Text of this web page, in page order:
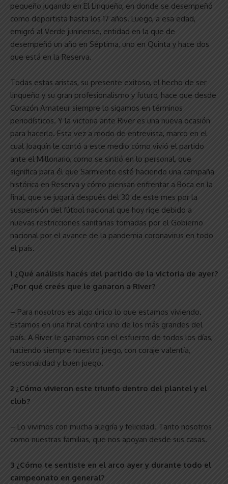
pequeño jugando en El Linqueño, en donde se desempeñó
como deportista hasta los 17 años. Luego, a esa edad,
emigró al Verde juninense, entidad en la que de
desempeñó un año en Séptima, uno en Quinta y hace dos
que está en la Reserva.
Todas estas aristas, su presente exitoso, el hecho de ser
linqueño y su gran profesionalismo y futuro, hace que desde
Corazón Amateur siempre lo sigamos en términos
periodísticos. Y la victoria ante River es una nueva ocasión
para hacerlo. Esta vez a modo de entrevista, marco en el
cual Joaquín le contó a este medio cómo vivió el partido
ante el Millonario, como se sintió en lo personal, que
significa para él que Sarmiento esté haciendo una campaña
histórica en Reserva y cómo piensan enfrentar a Boca en la
final, que se jugará después del 30 de este mes por la
suspensión del fútbol nacional que hoy rige debido a
nuevas restricciones sanitarias tomadas por el Gobierno
nacional por el avance de la pandemia coronavirus en todo
el país.
1 ¿Qué análisis hacés del partido de la victoria de ayer?
¿Por qué creés que le ganaron a River?
– Para nosotros es algo único lo que estamos viviendo.
Estamos en una final contra uno de los más grandes del
país. A River le ganamos con el esfuerzo de todos los días,
haciendo siempre nuestro juego, con coraje valentía,
personalidad y buen juego.
2 ¿Cómo vivieron este triunfo dentro del plantel y el
club?
– Lo vivimos con mucha alegría y felicidad. Tanto nosotros
como nuestras familias, que nos apoyan desde sus casas.
3 ¿Cómo te sentiste en el arco ayer y durante todo el
campeonato en general?